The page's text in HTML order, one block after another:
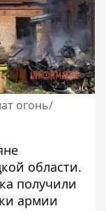
огонь/
области.
получили
армии